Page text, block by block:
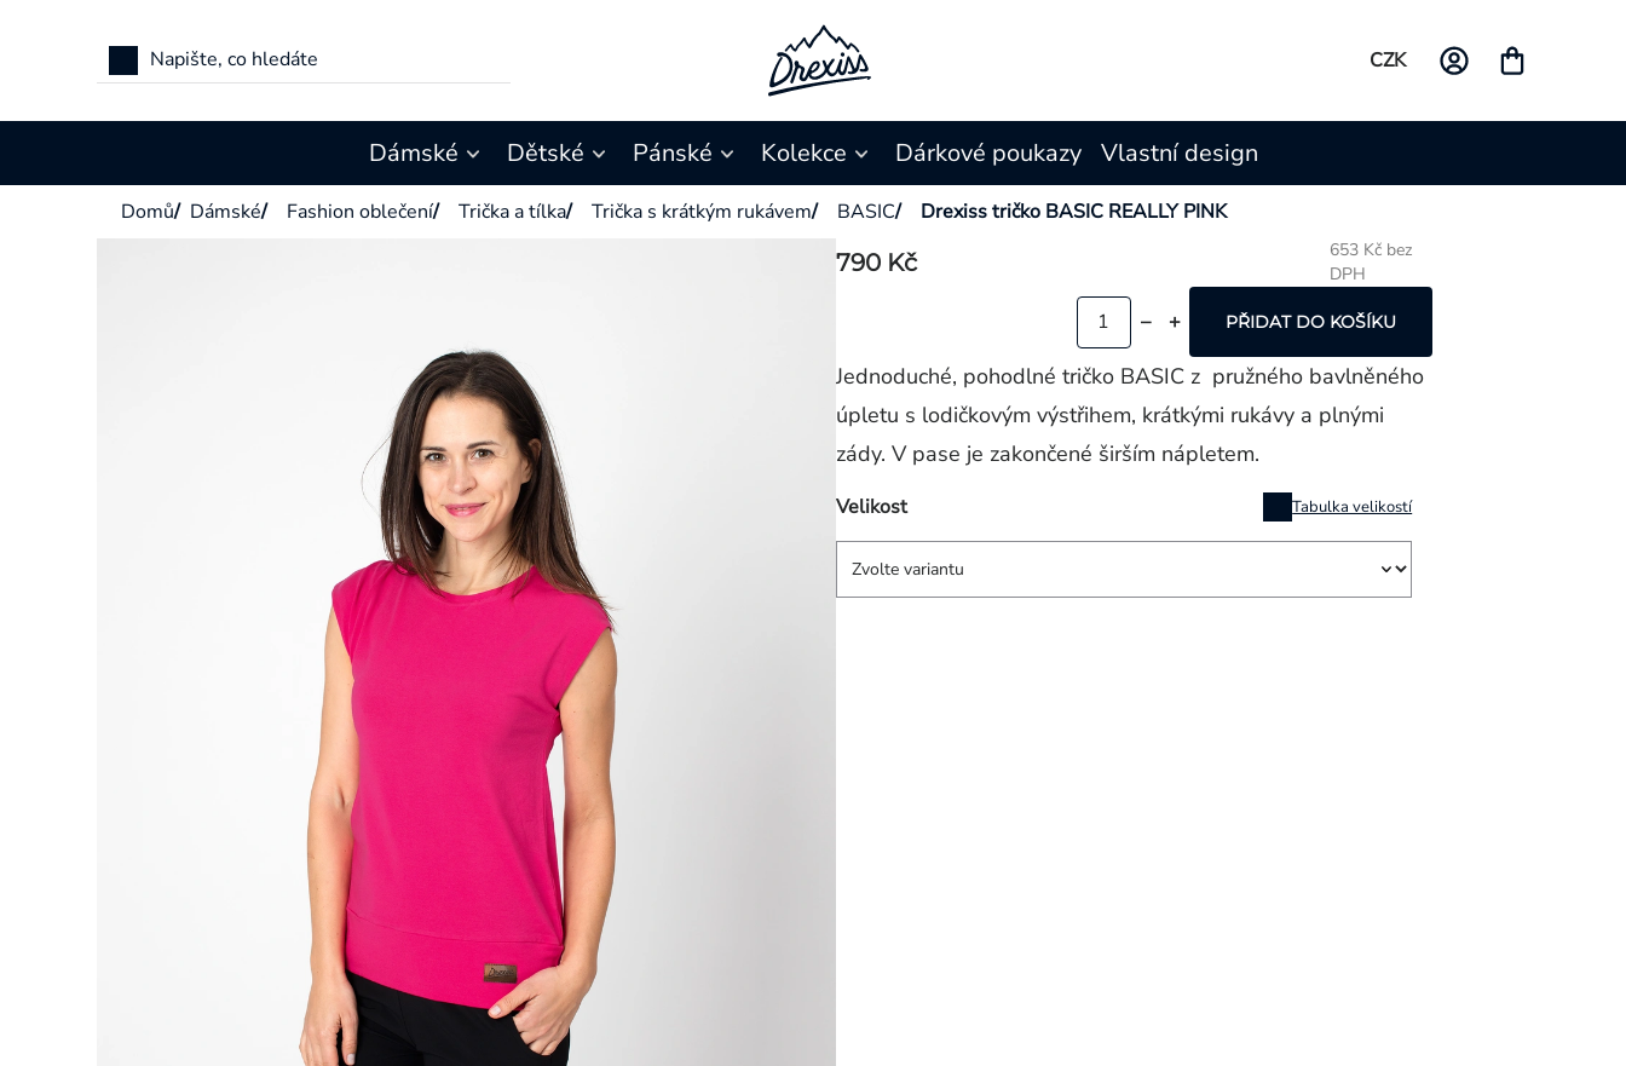
CZK
Dámské Dětské Pánské Kolekce Dárkové poukazy Vlastní design
Domů/ Dámské/ Fashion oblečení/ Trička a tílka/ Trička s krátkým rukávem/ BASIC/ Drexiss tričko BASIC REALLY PINK
790 Kč
653 Kč bez
DPH
Velikost Tabulka velikostí
PŘIDAT DO KOŠÍKU
Jednoduché, pohodlné tričko BASIC z pružného bavlněného
úpletu s lodičkovým výstřihem, krátkými rukávy a plnými
zády. V pase je zakončené širším nápletem.